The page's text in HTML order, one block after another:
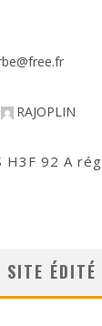
RAJOPLIN
H3F 92 A
SITE ÉDITÉ